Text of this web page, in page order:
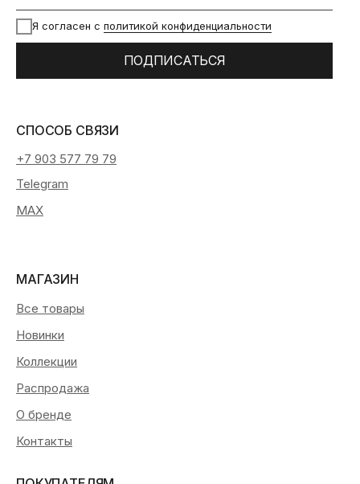
Все товары
Новинки
О бренде
Контакты
Коллекции
Распродажа
Я согласен с политикой конфиденциальности
ПОДПИСАТЬСЯ
+7 903 577 79 79
СПОСОБ СВЯЗИ
Telegram
MAX
МАГАЗИН